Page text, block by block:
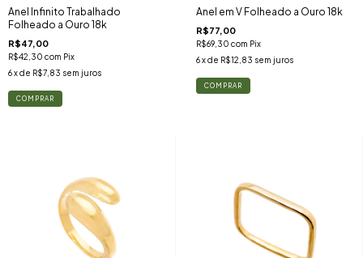
Anel Infinito Trabalhado
Folheado a Ouro 18k
R$47,00
R$42,30 com Pix
6x de R$7,83 sem juros
COMPRAR
Anel em V Folheado a Ouro 18k
R$77,00
R$69,30 com Pix
6 x de R$12,83 sem juros
COMPRAR